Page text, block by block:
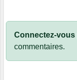
Connectez-vous
commentaires.